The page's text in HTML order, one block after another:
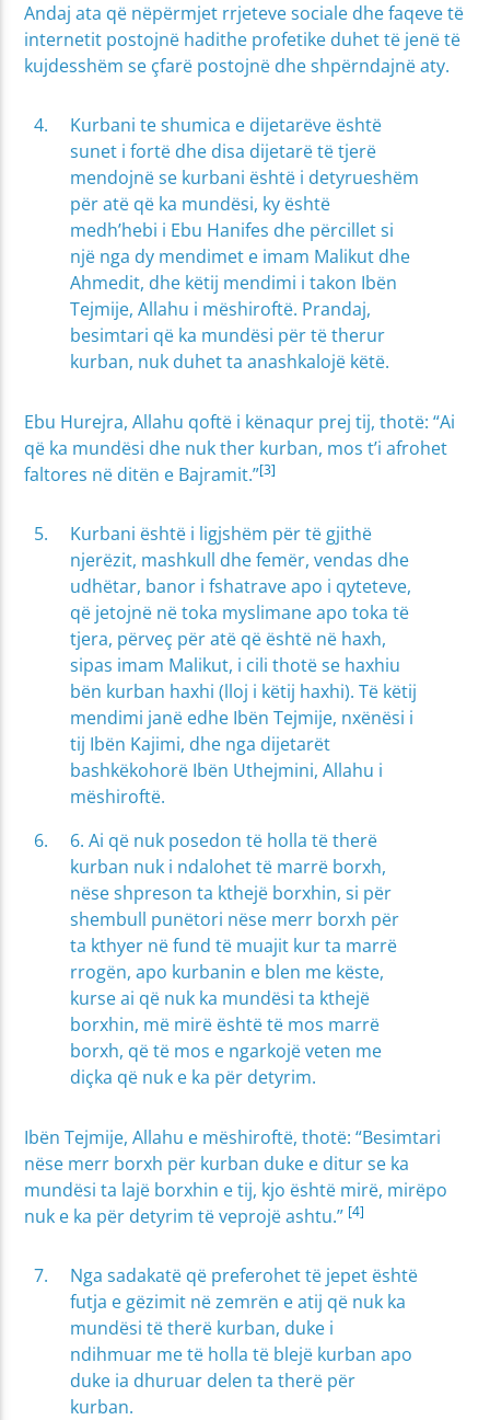
Andaj ata që nëpërmjet rrjeteve sociale dhe faqeve të
internetit postojnë hadithe profetike duhet të jenë të
kujdesshëm se çfarë postojnë dhe shpërndajnë aty.
Kurbani te shumica e dijetarëve është
sunet i fortë dhe disa dijetarë të tjerë
mendojnë se kurbani është i detyrueshëm
për atë që ka mundësi, ky është
medh’hebi i Ebu Hanifes dhe përcillet si
një nga dy mendimet e imam Malikut dhe
Ahmedit, dhe këtij mendimi i takon Ibën
Tejmije, Allahu i mëshiroftë. Prandaj,
besimtari që ka mundësi për të therur
kurban, nuk duhet ta anashkalojë këtë.
Ebu Hurejra, Allahu qoftë i kënaqur prej tij, thotë: “Ai
që ka mundësi dhe nuk ther kurban, mos t’i afrohet
faltores në ditën e Bajramit.”[3]
Kurbani është i ligjshëm për të gjithë
njerëzit, mashkull dhe femër, vendas dhe
udhëtar, banor i fshatrave apo i qyteteve,
që jetojnë në toka myslimane apo toka të
tjera, përveç për atë që është në haxh,
sipas imam Malikut, i cili thotë se haxhiu
bën kurban haxhi (lloj i këtij haxhi). Të këtij
mendimi janë edhe Ibën Tejmije, nxënësi i
tij Ibën Kajimi, dhe nga dijetarët
bashkëkohorë Ibën Uthejmini, Allahu i
mëshiroftë.
6. Ai që nuk posedon të holla të therë
kurban nuk i ndalohet të marrë borxh,
nëse shpreson ta kthejë borxhin, si për
shembull punëtori nëse merr borxh për
ta kthyer në fund të muajit kur ta marrë
rrogën, apo kurbanin e blen me këste,
kurse ai që nuk ka mundësi ta kthejë
borxhin, më mirë është të mos marrë
borxh, që të mos e ngarkojë veten me
diçka që nuk e ka për detyrim.
Ibën Tejmije, Allahu e mëshiroftë, thotë: “Besimtari
nëse merr borxh për kurban duke e ditur se ka
mundësi ta lajë borxhin e tij, kjo është mirë, mirëpo
nuk e ka për detyrim të veprojë ashtu.” [4]
Nga sadakatë që preferohet të jepet është
futja e gëzimit në zemrën e atij që nuk ka
mundësi të therë kurban, duke i
ndihmuar me të holla të blejë kurban apo
duke ia dhuruar delen ta therë për
kurban.